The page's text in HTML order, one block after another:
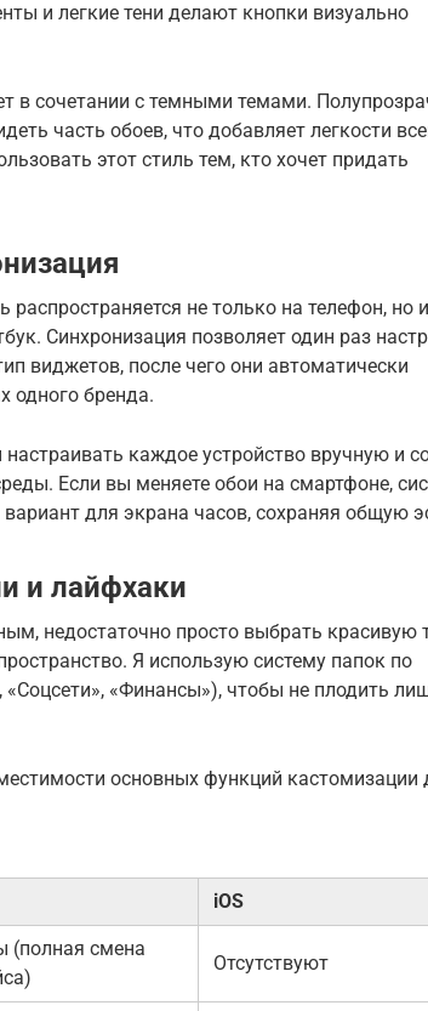
и легкие тени делают кнопки визуально
в сочетании с темными темами.
часть обоев, что добавляет легкости
этот стиль тем, кто хочет придать
не только на телефон, но
Синхронизация позволяет один раз
виджетов, после чего они автоматически
одного бренда.
каждое устройство вручную и
Если вы меняете обои на смартфоне,
для экрана часов, сохраняя общую
и лайфхаки
недостаточно просто выбрать красивую
Я использую систему папок по
«Соцсети», «Финансы»), чтобы не плодить
основных функций кастомизации
iOS
(полная смена
Отсутствуют